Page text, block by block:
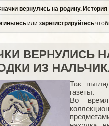
вернулись на родину.
или зарегистрируйтесь
ВЕРНУЛИСЬ
ИЗ
Так
газеты.
Во время